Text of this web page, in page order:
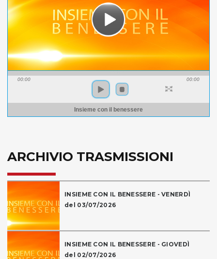
00:00 00:00
Insieme con il benessere
ARCHIVIO TRASMISSIONI
INSIEME CON IL BENESSERE - VENERDÌ
del 03/07/2026
INSIEME CON IL BENESSERE - GIOVEDÌ
del 02/07/2026